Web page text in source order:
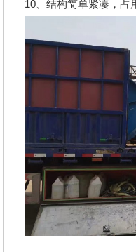
10、结构简单紧凑，占